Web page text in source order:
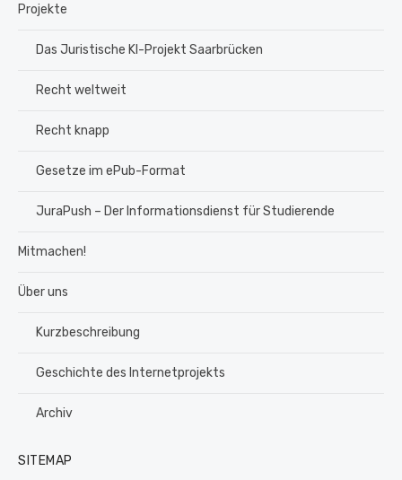
Projekte
Das Juristische KI-Projekt Saarbrücken
Recht weltweit
Recht knapp
Gesetze im ePub-Format
JuraPush – Der Informationsdienst für Studierende
Mitmachen!
Über uns
Kurzbeschreibung
Geschichte des Internetprojekts
Archiv
SITEMAP